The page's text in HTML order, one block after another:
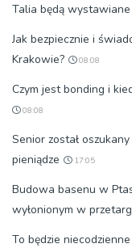
Talia będą
Jak bezpiecznie i
Krakowie?
08:08
Czym jest bonding i
08:08
Senior został
pieniądze
17:05
Budowa basenu w
wyłonionym w
To będzie